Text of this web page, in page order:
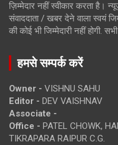
ज़िम्मेदार नहीं स्वीकार करता है।
संवाददाता / खबर देने वाला स्वयं
की कोई भी जिम्मेदारी नहीं होगी.
हमसे सम्पर्क करें
Owner - VISHNU SAHU
Editor - DEV VAISHNAV
Associate -
Office - PATEL CHOWK,
TIKRAPARA RAIPUR C.G.